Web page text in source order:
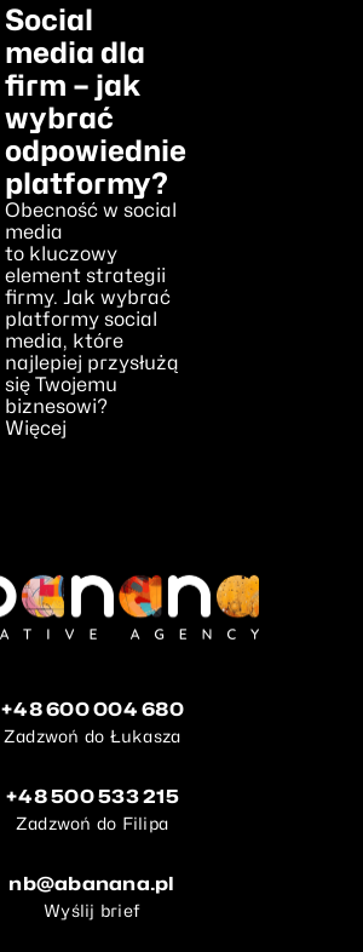
Social
media dla
firm – jak
wybrać
odpowiednie
platformy?
Obecność w social
media
to kluczowy
element strategii
firmy. Jak wybrać
platformy social
media, które
najlepiej przysłużą
się Twojemu
biznesowi?
Więcej
+48 600 004 680
Zadzwoń do Łukasza
+48 500 533 215
Zadzwoń do Filipa
nb@abanana.pl
Wyślij brief